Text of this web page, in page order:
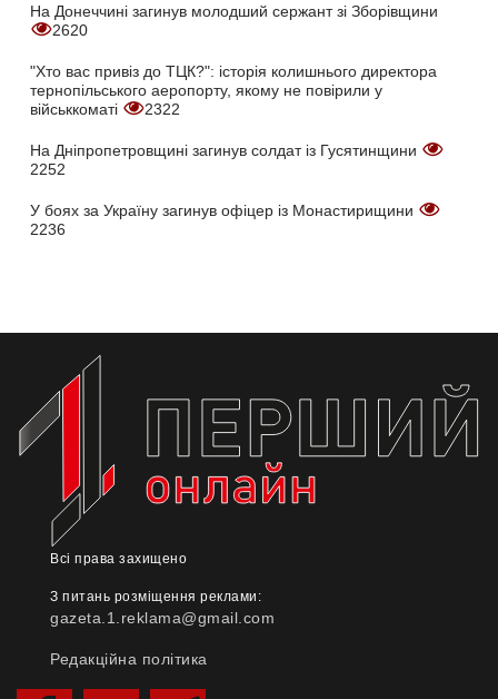
На Донеччині загинув молодший сержант зі Зборівщини
2620
"Хто вас привіз до ТЦК?": історія колишнього директора
тернопільського аеропорту, якому не повірили у
військкоматі
2322
На Дніпропетровщині загинув солдат із Гусятинщини
2252
У боях за Україну загинув офіцер із Монастирищини
2236
Всі права захищено
З питань розміщення реклами:
gazeta.1.reklama@gmail.com
Редакційна політика